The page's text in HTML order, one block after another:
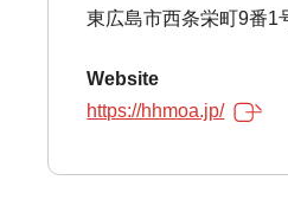
東広島市西条栄町9番1
Website
https://hhmoa.jp/